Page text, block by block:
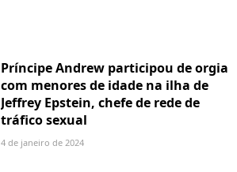
Príncipe Andrew participou de orgia
com menores de idade na ilha de
Jeffrey Epstein, chefe de rede de
tráfico sexual
4 de janeiro de 2024